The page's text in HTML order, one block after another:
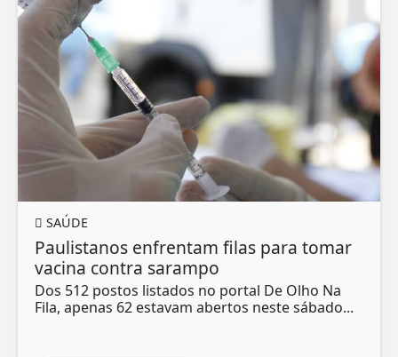
SAÚDE
Paulistanos enfrentam filas para tomar
vacina contra sarampo
Dos 512 postos listados no portal De Olho Na
Fila, apenas 62 estavam abertos neste sábado...